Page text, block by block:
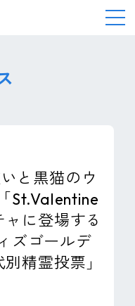
と黒猫のウ
St.Valentine
に登場する
ズゴールデ
精霊投票」